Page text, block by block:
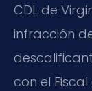
CDL de
infracción
con el